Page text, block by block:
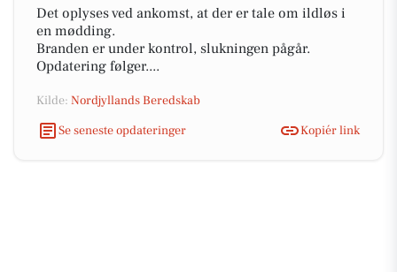
Det oplyses ved ankomst, at der er tale om ildløs i
en mødding.
Branden er under kontrol, slukningen pågår.
Opdatering følger....
Kilde: Nordjyllands Beredskab
Se seneste opdateringer
Kopiér link